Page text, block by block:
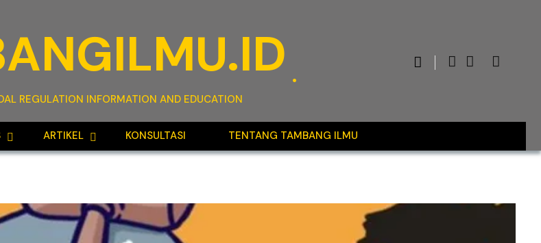
REGULATION INFORMATION AND EDUCATION
ARTIKEL KONSULTASI TENTANG TAMBANG ILMU